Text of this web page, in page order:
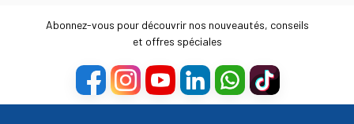
Abonnez-vous pour découvrir nos nouveautés, conseils
et offres spéciales